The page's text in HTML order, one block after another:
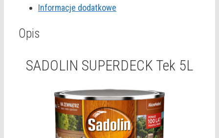
Informacje dodatkowe
Opis
SADOLIN SUPERDECK Tek 5L